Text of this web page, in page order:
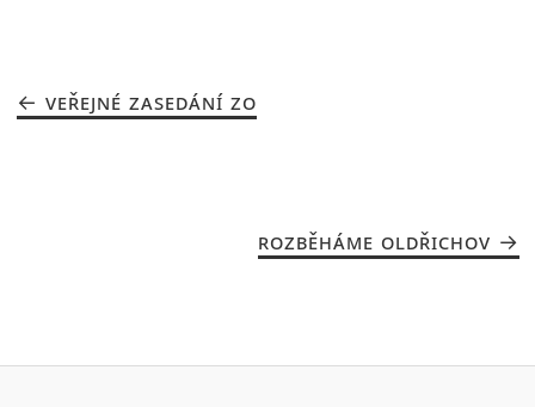
VEŘEJNÉ ZASEDÁNÍ ZO
ROZBĚHÁME OLDŘICHOV